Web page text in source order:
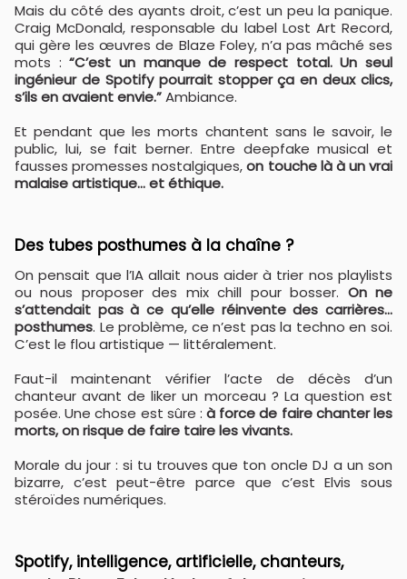
Mais du côté des ayants droit, c’est un peu la panique.
Craig McDonald, responsable du label Lost Art Record,
qui gère les œuvres de Blaze Foley, n’a pas mâché ses
mots : “C’est un manque de respect total. Un seul
ingénieur de Spotify pourrait stopper ça en deux clics,
s’ils en avaient envie.”Ambiance.
Et pendant que les morts chantent sans le savoir, le
public, lui, se fait berner. Entre deepfake musical et
fausses promesses nostalgiques,on touche là à un vrai
malaise artistique… et éthique.
Des tubes posthumes à la chaîne ?
On pensait que l’IA allait nous aider à trier nos playlists
ou nous proposer des mix chill pour bosser. On ne
s’attendait pas à ce qu’elle réinvente des carrières…
posthumes. Le problème, ce n’est pas la techno en soi.
C’est le flou artistique — littéralement.
Faut-il maintenant vérifier l’acte de décès d’un
chanteur avant de liker un morceau ? La question est
posée. Une chose est sûre :à force de faire chanter les
morts, on risque de faire taire les vivants.
Morale du jour : si tu trouves que ton oncle DJ a un son
bizarre, c’est peut-être parce que c’est Elvis sous
stéroïdes numériques.
Spotify, intelligence, artificielle, chanteurs,